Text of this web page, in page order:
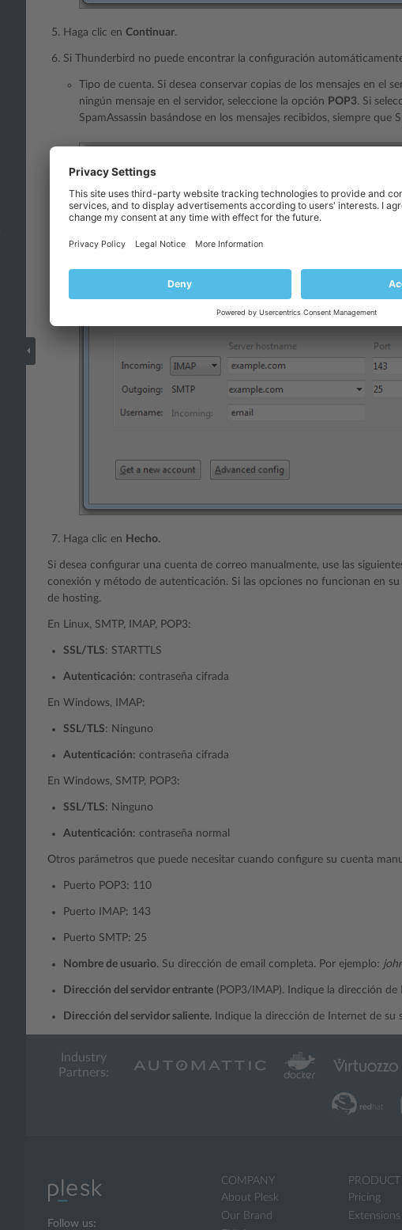
Haga clic en Continuar.
Si Thunderbird no puede encontrar la configuración
Tipo de cuenta. Si desea conservar copias de los mensajes en el
ningún mensaje en el servidor, seleccione la opción POP3. Si
SpamAssassin basándose en los mensajes recibidos, siempre que
Haga clic en Hecho.
Si desea configurar una cuenta de correo manualmente, use las
conexión y método de autenticación. Si las opciones no funcionan en
de hosting.
En Linux, SMTP, IMAP, POP3:
SSL/TLS: STARTTLS
Autenticación: contraseña cifrada
En Windows, IMAP:
SSL/TLS: Ninguno
Autenticación: contraseña cifrada
En Windows, SMTP, POP3:
SSL/TLS: Ninguno
Autenticación: contraseña normal
Otros parámetros que puede necesitar cuando configure su cuenta
Puerto POP3: 110
Puerto IMAP: 143
Puerto SMTP: 25
Nombre de usuario. Su dirección de email completa. Por ejemplo:
Dirección del servidor entrante (POP3/IMAP). Indique la dirección
Dirección del servidor saliente. Indique la dirección de Internet de su
Industry
Partners:
Follow us:
COMPANY
About Plesk
Our Brand
PRODUCT
Pricing
Extensions